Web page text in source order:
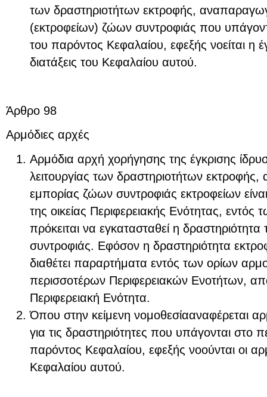
των δραστηριοτήτων εκτροφής,
(εκτροφείων) ζώων συντροφιάς που
του παρόντος Κεφαλαίου, εφεξής νοείται η
διατάξεις του Κεφαλαίου αυτού.
Άρθρο 98
Αρμόδιες αρχές
Αρμόδια αρχή χορήγησης της έγκρισης
λειτουργίας των δραστηριοτήτων
εμπορίας ζώων συντροφιάς εκτροφείων είναι
της οικείας Περιφερειακής Ενότητας, εντός
πρόκειται να εγκατασταθεί η
συντροφιάς. Εφόσον η δραστηριότητα
διαθέτει παραρτήματα εντός των ορίων
περισσοτέρων Περιφερειακών Ενοτήτων,
Περιφερειακή Ενότητα.
Όπου στην κείμενη νομοθεσίααναφέρεται
για τις δραστηριότητες που υπάγονται στο
παρόντος Κεφαλαίου, εφεξής νοούνται οι
Κεφαλαίου αυτού.